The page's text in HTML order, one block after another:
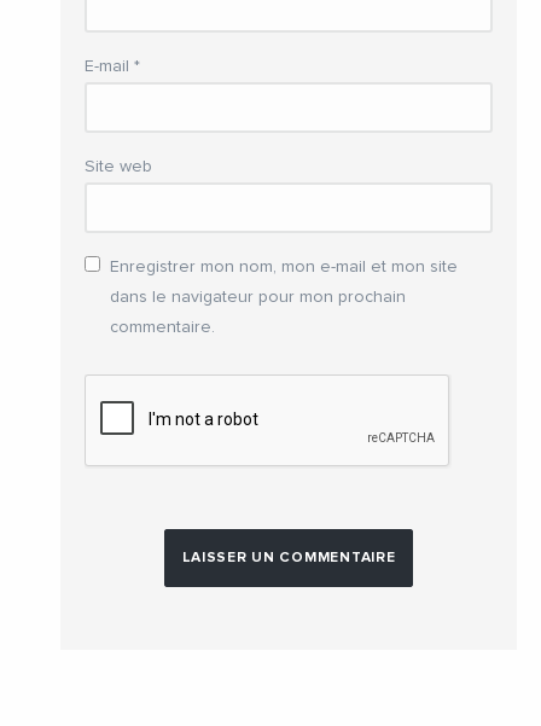
E-mail *
Site web
Enregistrer mon nom, mon e-mail et mon site
dans le navigateur pour mon prochain
commentaire.